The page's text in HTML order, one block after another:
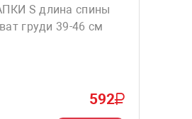
S длина спины
груди 39-46 см
592